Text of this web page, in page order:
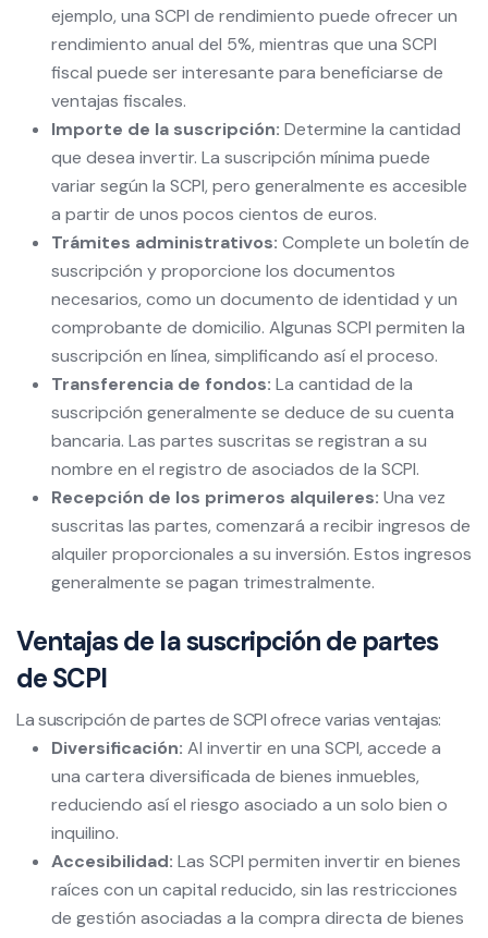
ejemplo, una SCPI de rendimiento puede ofrecer un
rendimiento anual del 5%, mientras que una SCPI
fiscal puede ser interesante para beneficiarse de
ventajas fiscales.
Importe de la suscripción: Determine la cantidad
que desea invertir. La suscripción mínima puede
variar según la SCPI, pero generalmente es accesible
a partir de unos pocos cientos de euros.
Trámites administrativos: Complete un boletín de
suscripción y proporcione los documentos
necesarios, como un documento de identidad y un
comprobante de domicilio. Algunas SCPI permiten la
suscripción en línea, simplificando así el proceso.
Transferencia de fondos: La cantidad de la
suscripción generalmente se deduce de su cuenta
bancaria. Las partes suscritas se registran a su
nombre en el registro de asociados de la SCPI.
Recepción de los primeros alquileres: Una vez
suscritas las partes, comenzará a recibir ingresos de
alquiler proporcionales a su inversión. Estos ingresos
generalmente se pagan trimestralmente.
Ventajas de la suscripción de partes
de SCPI
La suscripción de partes de SCPI ofrece varias ventajas:
Diversificación: Al invertir en una SCPI, accede a
una cartera diversificada de bienes inmuebles,
reduciendo así el riesgo asociado a un solo bien o
inquilino.
Accesibilidad: Las SCPI permiten invertir en bienes
raíces con un capital reducido, sin las restricciones
de gestión asociadas a la compra directa de bienes